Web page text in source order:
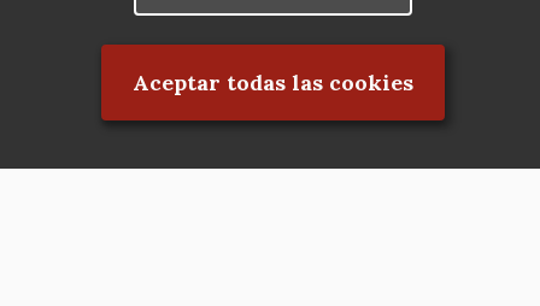
Aceptar todas las cookies